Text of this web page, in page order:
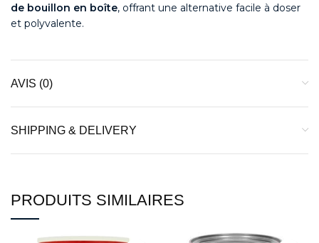
de bouillon en boîte, offrant une alternative facile à doser
et polyvalente.
AVIS (0)
SHIPPING & DELIVERY
PRODUITS SIMILAIRES